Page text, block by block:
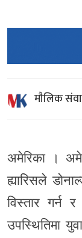
माैलिक
अमेरिका ।
ह्यारिसले
विस्तार गर्न
उपस्थितिमा